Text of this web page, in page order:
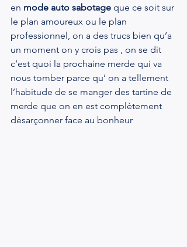
en mode auto sabotage que ce soit sur
le plan amoureux ou le plan
professionnel, on a des trucs bien qu’a
un moment on y crois pas , on se dit
c’est quoi la prochaine merde qui va
nous tomber parce qu’ on a tellement
l’habitude de se manger des tartine de
merde que on en est complètement
désarçonner face au bonheur